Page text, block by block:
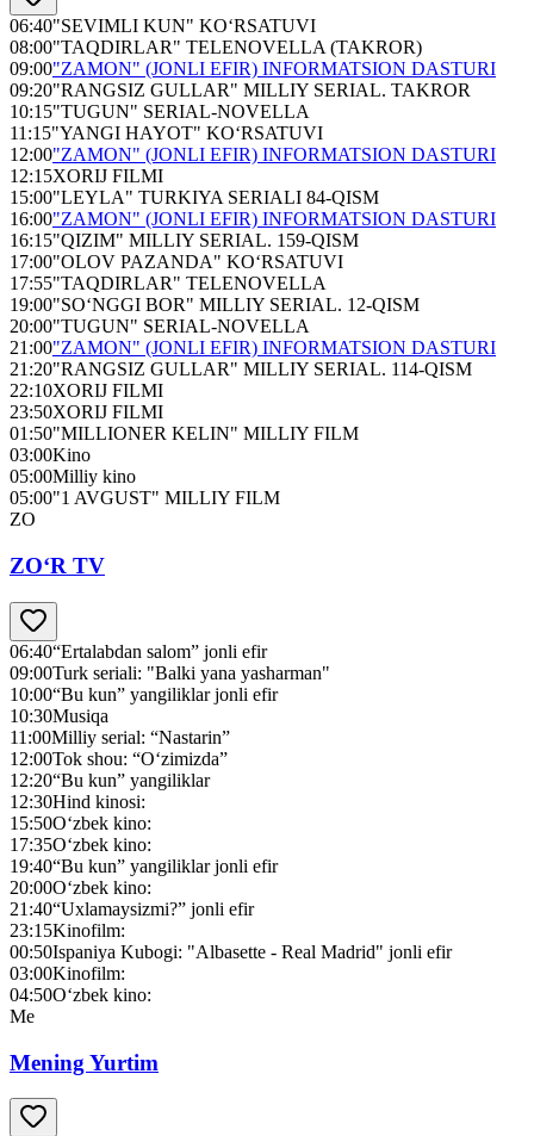
06:40"SEVIMLI KUN" KO‘RSATUVI
08:00"TAQDIRLAR" TELENOVELLA (TAKROR)
09:00"ZAMON" (JONLI EFIR) INFORMATSION DASTURI
09:20"RANGSIZ GULLAR" MILLIY SERIAL. TAKROR
10:15"TUGUN" SERIAL-NOVELLA
11:15"YANGI HAYOT" KO‘RSATUVI
12:00"ZAMON" (JONLI EFIR) INFORMATSION DASTURI
12:15XORIJ FILMI
15:00"LEYLA" TURKIYA SERIALI 84-QISM
16:00"ZAMON" (JONLI EFIR) INFORMATSION DASTURI
16:15"QIZIM" MILLIY SERIAL. 159-QISM
17:00"OLOV PAZANDA" KO‘RSATUVI
17:55"TAQDIRLAR" TELENOVELLA
19:00"SO‘NGGI BOR" MILLIY SERIAL. 12-QISM
20:00"TUGUN" SERIAL-NOVELLA
21:00"ZAMON" (JONLI EFIR) INFORMATSION DASTURI
21:20"RANGSIZ GULLAR" MILLIY SERIAL. 114-QISM
22:10XORIJ FILMI
23:50XORIJ FILMI
01:50"MILLIONER KELIN" MILLIY FILM
03:00Kino
05:00Milliy kino
05:00"1 AVGUST" MILLIY FILM
ZO
ZO‘R TV
06:40“Ertalabdan salom” jonli efir
09:00Turk seriali: "Balki yana yasharman"
10:00“Bu kun” yangiliklar jonli efir
10:30Musiqa
11:00Milliy serial: “Nastarin”
12:00Tok shou: “O‘zimizda”
12:20“Bu kun” yangiliklar
12:30Hind kinosi:
15:50O‘zbek kino:
17:35O‘zbek kino:
19:40“Bu kun” yangiliklar jonli efir
20:00O‘zbek kino:
21:40“Uxlamaysizmi?” jonli efir
23:15Kinofilm:
00:50Ispaniya Kubogi: "Albasette - Real Madrid" jonli efir
03:00Kinofilm:
04:50O‘zbek kino:
Me
Mening Yurtim